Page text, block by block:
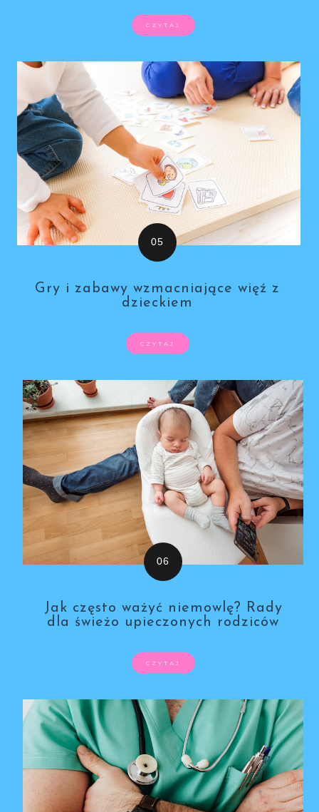
CZYTAJ
Gry i zabawy wzmacniające więź z
dzieckiem
CZYTAJ
Jak często ważyć niemowlę? Rady
dla świeżo upieczonych rodziców
CZYTAJ